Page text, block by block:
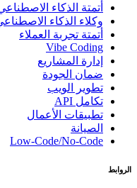
أتمتة الذكاء الاصطناعي
وكلاء الذكاء الاصطناعي
أتمتة تجربة العملاء
Vibe Coding
إدارة المشاريع
ضمان الجودة
تطوير الويب
تكامل API
تطبيقات الأعمال
الصيانة
Low-Code/No-Code
الروابط